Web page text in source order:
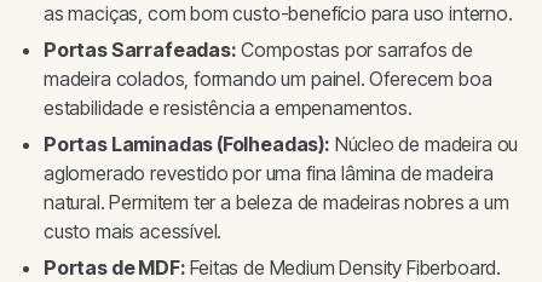
as maciças, com bom custo-benefício para uso interno.
Portas Sarrafeadas: Compostas por sarrafos de
madeira colados, formando um painel. Oferecem boa
estabilidade e resistência a empenamentos.
Portas Laminadas (Folheadas): Núcleo de madeira ou
aglomerado revestido por uma fina lâmina de madeira
natural. Permitem ter a beleza de madeiras nobres a um
custo mais acessível.
Portas de MDF: Feitas de Medium Density Fiberboard.